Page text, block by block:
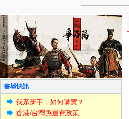
書城快訊
我系新手，如何購買？
香港/台灣免運費政策